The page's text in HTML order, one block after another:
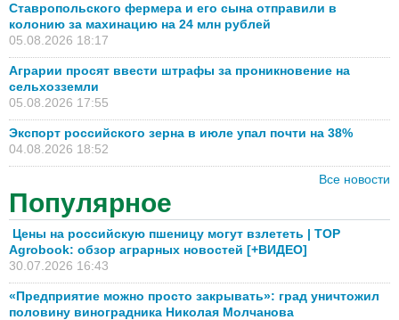
Ставропольского фермера и его сына отправили в
колонию за махинацию на 24 млн рублей
05.08.2026 18:17
Аграрии просят ввести штрафы за проникновение на
сельхозземли
05.08.2026 17:55
Экспорт российского зерна в июле упал почти на 38%
04.08.2026 18:52
Все новости
Популярное
Цены на российскую пшеницу могут взлететь | TOP
Agrobook: обзор аграрных новостей [+ВИДЕО]
30.07.2026 16:43
«Предприятие можно просто закрывать»: град уничтожил
половину виноградника Николая Молчанова